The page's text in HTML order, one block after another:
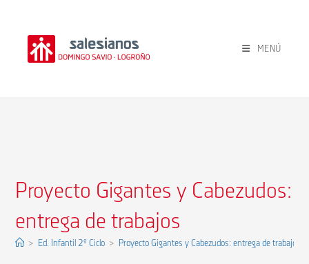
contenido
MENÚ
Proyecto Gigantes y Cabezudos:
entrega de trabajos
> Ed. Infantil 2º Ciclo > Proyecto Gigantes y Cabezudos: entrega de trabajos